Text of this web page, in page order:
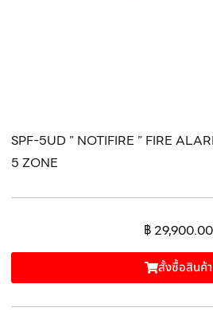
SPF-5UD ” NOTIFIRE ” FIRE
5 ZONE
฿29,900.00
สั้งซื้อสินค้า